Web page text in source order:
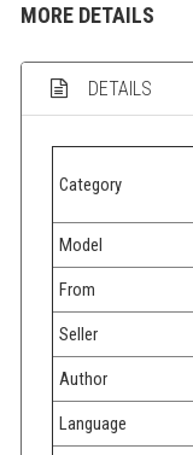
MORE DETAILS
DETAILS
Category
Model
From
Seller
Author
Language